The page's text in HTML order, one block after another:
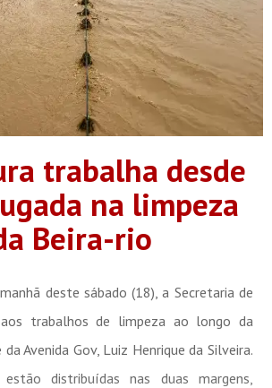
trabalha desde
na limpeza
Beira-rio
deste sábado (18), a Secretaria de
trabalhos de limpeza ao longo da
Avenida Gov, Luiz Henrique da Silveira.
estão distribuídas nas duas margens,